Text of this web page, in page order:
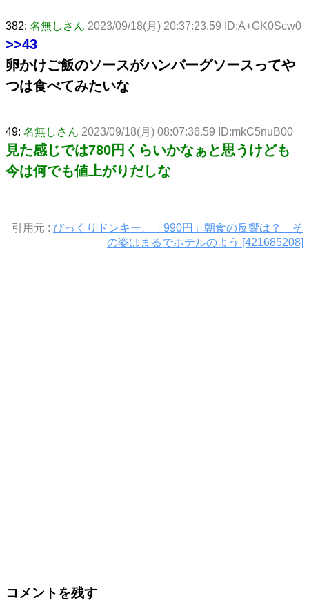
382: 名無しさん 2023/09/18(月) 20:37:23.59 ID:A+GK0Scw0
>>43
卵かけご飯のソースがハンバーグソースってや
つは食べてみたいな
49: 名無しさん 2023/09/18(月) 08:07:36.59 ID:mkC5nuB00
見た感じでは780円くらいかなぁと思うけども
今は何でも値上がりだしな
引用元 : びっくりドンキー、「990円」朝食の反響は？ そ
の姿はまるでホテルのよう [421685208]
コメントを残す